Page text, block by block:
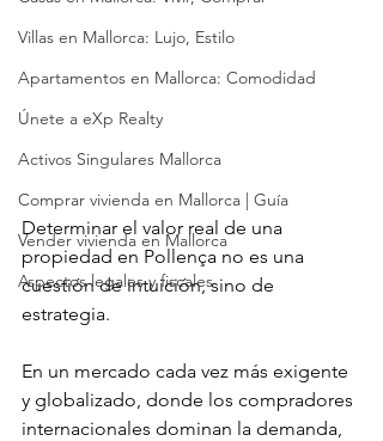
Villas en Mallorca: Lujo, Estilo
Apartamentos en Mallorca: Comodidad
Únete a eXp Realty
Activos Singulares Mallorca
Comprar vivienda en Mallorca | Guía
Vender vivienda en Mallorca
Aspectos legales y fiscales
Determinar el valor real de una
propiedad en Pollença no es una
cuestión de intuición, sino de
estrategia.
En un mercado cada vez más exigente
y globalizado, donde los compradores
internacionales dominan la demanda,